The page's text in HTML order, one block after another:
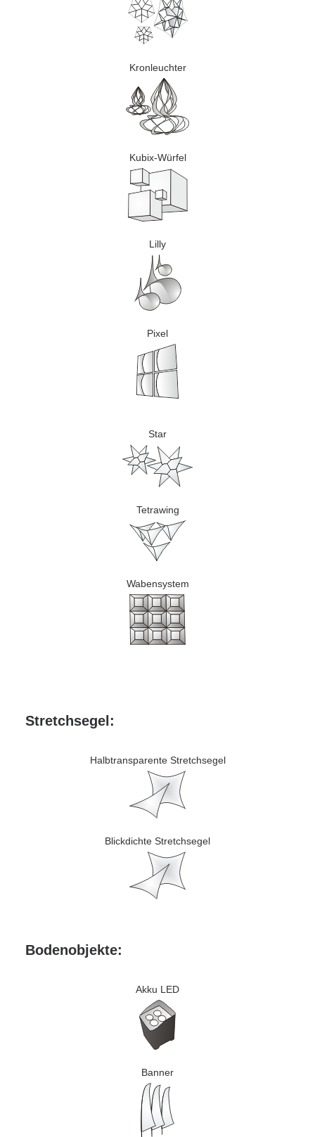
Kronleuchter
Kubix-Würfel
Lilly
Pixel
Star
Tetrawing
Wabensystem
Stretchsegel:
Halbtransparente Stretchsegel
Blickdichte Stretchsegel
Bodenobjekte:
Akku LED
Banner